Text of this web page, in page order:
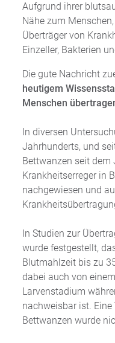
Aufgrund ihrer
Nähe zum
Überträger von
Einzeller, Bakterien
Die gute Nachricht
heutigem
Menschen
In diversen
Jahrhunderts, und
Bettwanzen seit dem
Krankheitserreger in
nachgewiesen und
In Studien zur
wurde festgestellt,
Blutmahlzeit bis zu
dabei auch von
Larvenstadium
nachweisbar ist.
Bettwanzen wurde